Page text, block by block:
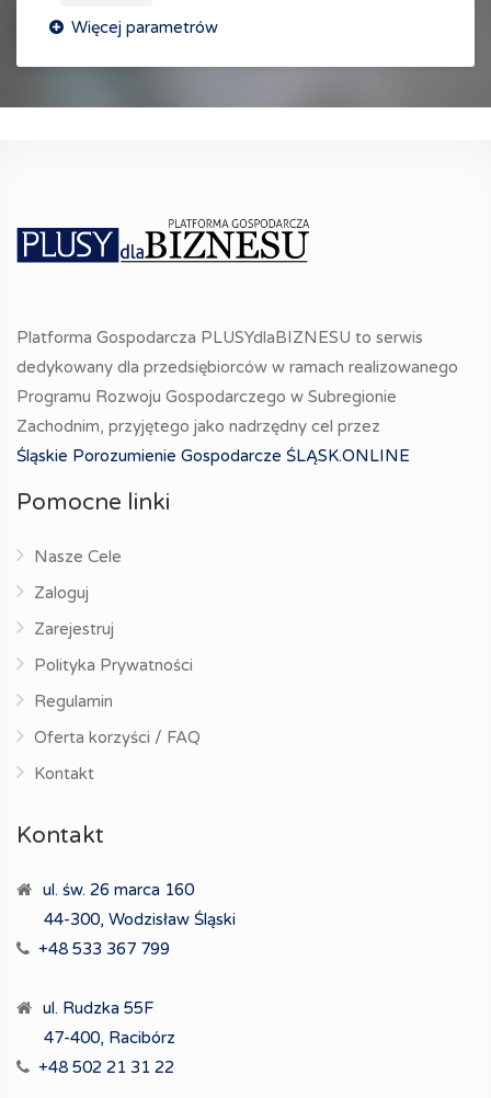
Platforma Gospodarcza PLUSYdlaBIZNESU to serwis
dedykowany dla przedsiębiorców w ramach realizowanego
Programu Rozwoju Gospodarczego w Subregionie
Zachodnim, przyjętego jako nadrzędny cel przez
Śląskie Porozumienie Gospodarcze ŚLĄSK.ONLINE
Pomocne linki
Nasze Cele
Zaloguj
Zarejestruj
Polityka Prywatności
Regulamin
Oferta korzyści / FAQ
Kontakt
Kontakt
ul. św. 26 marca 160
44-300, Wodzisław Śląski
+48 533 367 799
ul. Rudzka 55F
47-400, Racibórz
+48 502 21 31 22